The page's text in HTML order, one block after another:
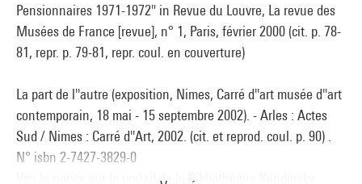
Pensionnaires 1971-1972" in Revue du Louvre, La revue des
Musées de France [revue], n° 1, Paris, février 2000 (cit. p. 78-
81, repr. p. 79-81, repr. coul. en couverture)
La part de l''autre (exposition, Nimes, Carré d''art musée d''art
contemporain, 18 mai - 15 septembre 2002). - Arles : Actes
Sud / Nimes : Carré d''Art, 2002. (cit. et reprod. coul. p. 90) .
N° isbn 2-7427-3829-0
Voir la notice sur le portail de la Bibliothèque Kandinsky